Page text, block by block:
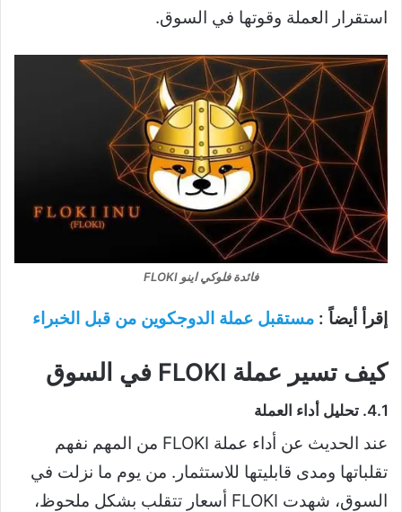
استقرار العملة وقوتها في السوق.
فائدة فلوكي اينو FLOKI
إقرأ أيضاً : مستقبل عملة الدوجكوين من قبل الخبراء
كيف تسير عملة FLOKI في السوق
4.1. تحليل أداء العملة
عند الحديث عن أداء عملة FLOKI من المهم نفهم
تقلباتها ومدى قابليتها للاستثمار. من يوم ما نزلت في
السوق، شهدت FLOKI أسعار تتقلب بشكل ملحوظ،